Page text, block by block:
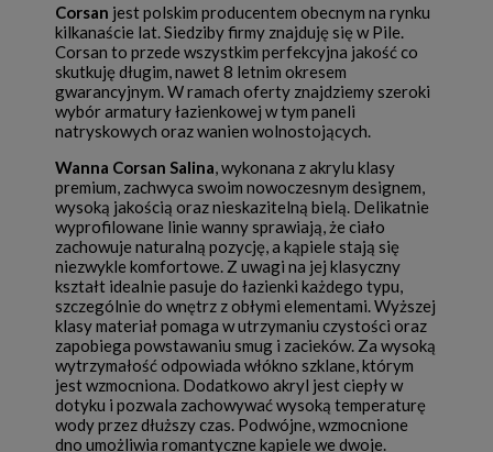
Corsan jest polskim producentem obecnym na rynku
kilkanaście lat. Siedziby firmy znajduję się w Pile.
Corsan to przede wszystkim perfekcyjna jakość co
skutkuję długim, nawet 8 letnim okresem
gwarancyjnym. W ramach oferty znajdziemy szeroki
wybór armatury łazienkowej w tym paneli
natryskowych oraz wanien wolnostojących.
Wanna Corsan Salina, wykonana z akrylu klasy
premium, zachwyca swoim nowoczesnym designem,
wysoką jakością oraz nieskazitelną bielą. Delikatnie
wyprofilowane linie wanny sprawiają, że ciało
zachowuje naturalną pozycję, a kąpiele stają się
niezwykle komfortowe. Z uwagi na jej klasyczny
kształt idealnie pasuje do łazienki każdego typu,
szczególnie do wnętrz z obłymi elementami. Wyższej
klasy materiał pomaga w utrzymaniu czystości oraz
zapobiega powstawaniu smug i zacieków. Za wysoką
wytrzymałość odpowiada włókno szklane, którym
jest wzmocniona. Dodatkowo akryl jest ciepły w
dotyku i pozwala zachowywać wysoką temperaturę
wody przez dłuższy czas. Podwójne, wzmocnione
dno umożliwia romantyczne kąpiele we dwoje.